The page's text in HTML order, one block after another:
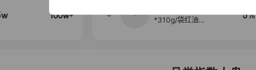
100w+ 5
*310g/袋红油麻
5%